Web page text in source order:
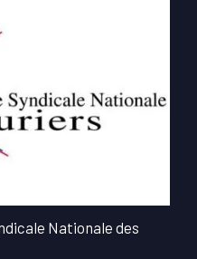
Nationale des